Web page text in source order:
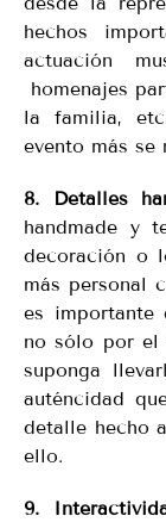
hechos
actuación
homenajes
la familia,
evento más se
8. Detalles
handmade y
decoración o
más personal
es importante
no sólo por el
suponga
auténcidad
detalle hecho
ello.
9.